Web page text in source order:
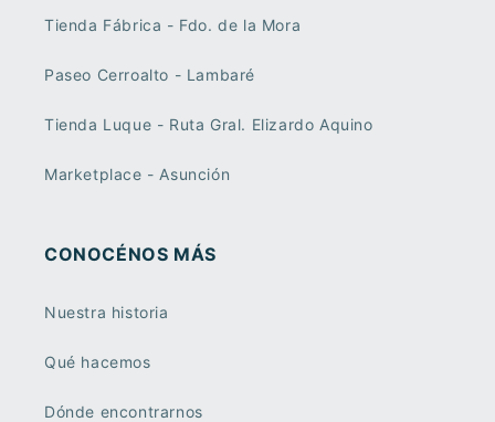
Tienda Fábrica - Fdo. de la Mora
Paseo Cerroalto - Lambaré
Tienda Luque - Ruta Gral. Elizardo Aquino
Marketplace - Asunción
CONOCÉNOS MÁS
Nuestra historia
Qué hacemos
Dónde encontrarnos